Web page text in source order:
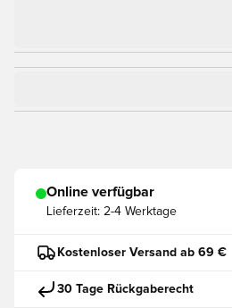
Online verfügbar
Lieferzeit: 2-4 Werktage
Kostenloser Versand ab 69 €
30 Tage Rückgaberecht